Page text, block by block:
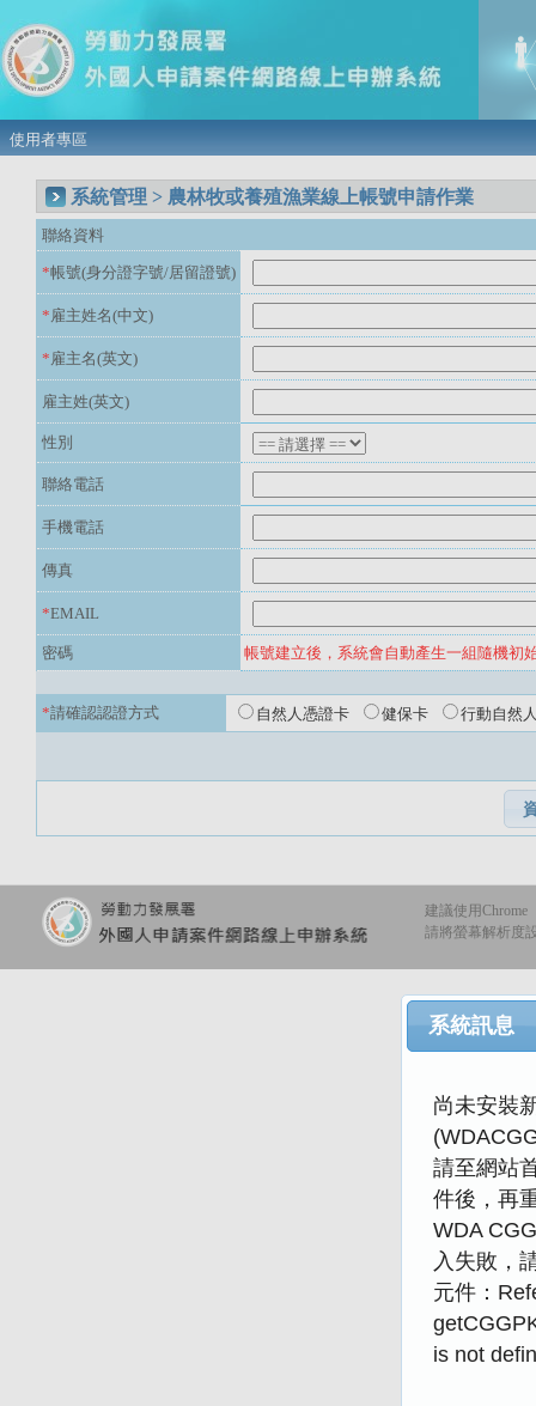
使用者專區
系統管理 > 農林牧或養殖漁業線上帳號申請作業
聯絡資料
*帳號(身分證字號/居留證號)
*雇主姓名(中文)
*雇主名(英文)
雇主姓(英文)
性別
聯絡電話
手機電話
傳真
*EMAIL
密碼 帳號建立後，系統會自動產生一組隨機初
*請確認認證方式 自然人憑證卡 健保卡 行動自然
建議使用Chrome
請將螢幕解析度
系統訊息
尚未安裝
請至網站
件後，再
WDA
入失敗，
元件：
is not